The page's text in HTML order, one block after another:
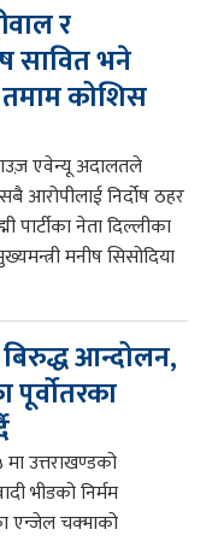
र
सावित भने
तमाम कोशिस
एवेन्यू अदालतले
आरोपीलाई निर्दोष ठहर
नेता दिल्लीका
मनीष सिसोदिया
बिरुद्ध आन्दोलन,
पूर्वोतरका
उत्तराखण्डको
भीडको निर्मम
एन्जेल चक्माको